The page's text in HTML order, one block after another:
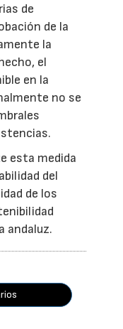
de
de la
la
el
en la
no se
esta medida
del
de los
andaluz.